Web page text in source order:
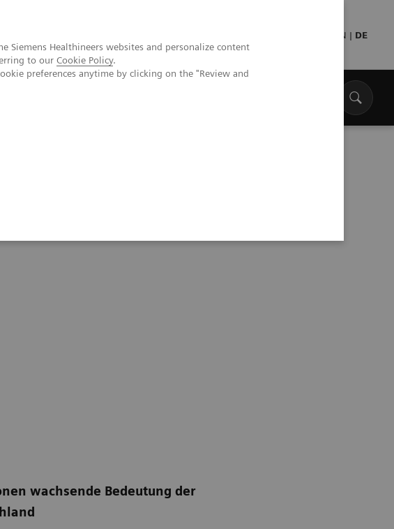
Siemens Healthineers websites and personalize content
to our Cookie Policy.
preferences anytime by clicking on the "Review and
EN | DE
wachsende Bedeutung der